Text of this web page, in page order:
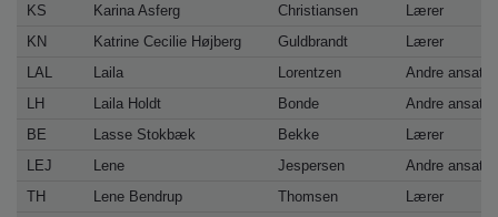
KS
Karina Asferg Christiansen
Lærer
KN
Katrine Cecilie Højberg Guldbrandt
Lærer
LAL
Laila Lorentzen
Andre ansatte
LH
Laila Holdt Bonde
Andre ansatte
BE
Lasse Stokbæk Bekke
Lærer
LEJ
Lene Jespersen
Andre ansatte
TH
Lene Bendrup Thomsen
Lærer